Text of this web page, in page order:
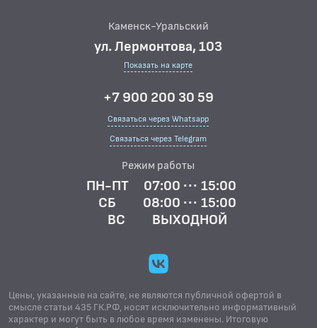
Каменск-Уральский
ул. Лермонтова, 103
Показать на карте
+7 900 200 30 59
Связаться через Whatsapp
Связаться через Telegram
Режим работы
ПН-ПТ
07:00 ··· 15:00
СБ
08:00 ··· 15:00
ВС
ВЫХОДНОЙ
Цены, указанные на сайте, не являются публичной офертой в
смысле статьи 435 ГК.РФ, носят исключительно информативный
характер и могут быть в любое время изменены. Итоговую